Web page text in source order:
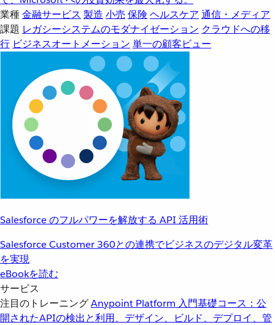
業種金融サービス 製造 小売 保険 ヘルスケア 通信・メディア
課題 レガシーシステムのモダナイゼーション クラウドへの移
行 ビジネスオートメーション 単一の顧客ビュー
Salesforce のフルパワーを解放する API 活用術
Salesforce Customer 360との連携でビジネスのデジタル変革
を実現
eBookを読む
サービス
注目のトレーニングAnypoint Platform 入門基礎コース：公
開されたAPIの検出と利用、デザイン、ビルド、デプロイ、管